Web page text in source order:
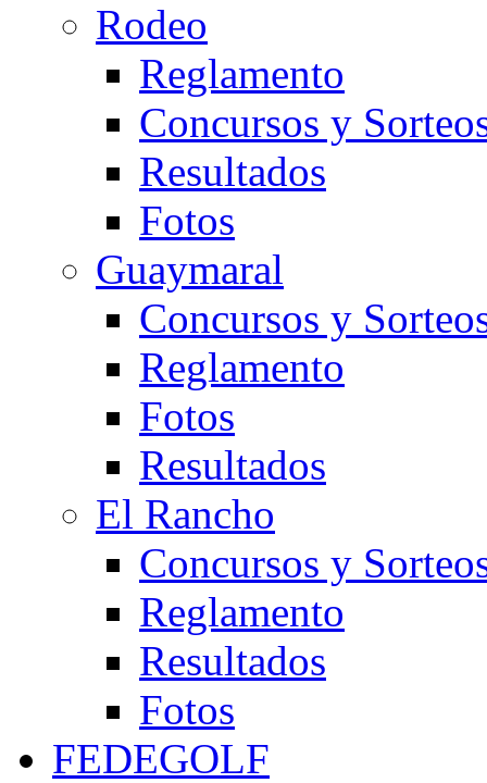
Rodeo
Reglamento
Concursos y
Resultados
Fotos
Guaymaral
Concursos y
Reglamento
Fotos
Resultados
El Rancho
Concursos y
Reglamento
Resultados
Fotos
FEDEGOLF